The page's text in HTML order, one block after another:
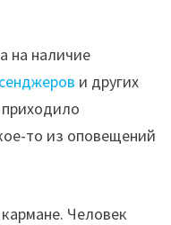
на наличие
и других
то из оповещений
Человек